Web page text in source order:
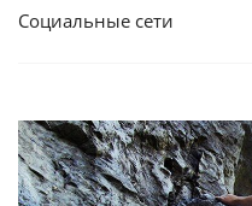
Социальные сети